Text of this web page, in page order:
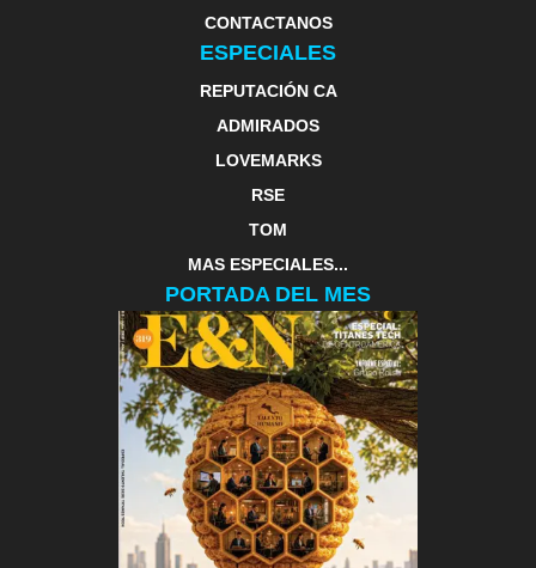
CONTACTANOS
ESPECIALES
REPUTACIÓN CA
ADMIRADOS
LOVEMARKS
RSE
TOM
MAS ESPECIALES...
PORTADA DEL MES